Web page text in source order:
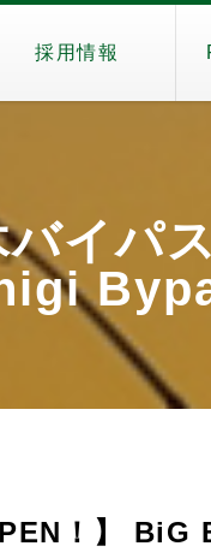
採用情報
イパ
！】 BiG